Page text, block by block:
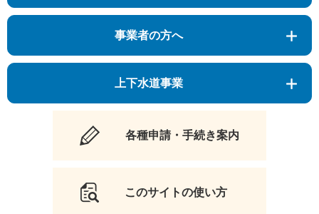
事業者の方へ
上下水道事業
各種申請・手続き案内
このサイトの使い方